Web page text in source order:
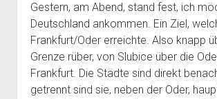
Gestern, am Abend, stand fest, ich
Deutschland ankommen. Ein Ziel,
Frankfurt/Oder erreichte. Also knapp
Grenze rüber, von Slubice über die
Frankfurt. Die Städte sind direkt
getrennt sind sie, neben der Oder,